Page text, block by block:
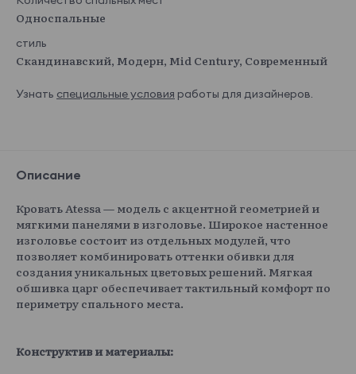
Односпальные
стиль
Скандинавский, Модерн, Mid Century, Современный
Узнать специальные условия работы для дизайнеров.
Описание
Кровать Atessa — модель с акцентной геометрией и
мягкими панелями в изголовье. Широкое настенное
изголовье состоит из отдельных модулей, что
позволяет комбинировать оттенки обивки для
создания уникальных цветовых решений. Мягкая
обшивка царг обеспечивает тактильный комфорт по
периметру спального места.
Конструктив и материалы: